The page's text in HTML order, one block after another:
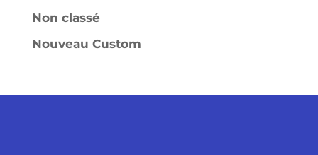
Non classé
Nouveau Custom